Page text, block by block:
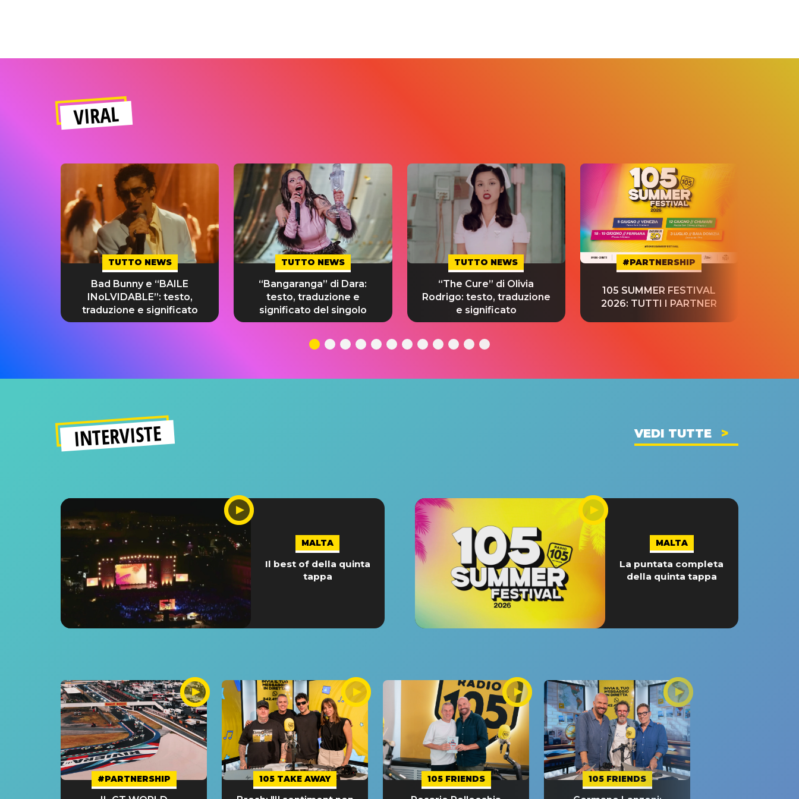
VIRAL
TUTTO NEWS
Bad Bunny e “BAILE
INoLVIDABLE”: testo,
traduzione e significato
TUTTO NEWS
“Bangaranga” di Dara:
testo, traduzione e
significato del singolo
TUTTO NEWS
“The Cure” di Olivia
Rodrigo: testo, traduzione
e significato
#PARTNERSHIP
105 SUMMER FESTIVAL
2026: TUTTI I PARTNER
INTERVISTE VEDI TUTTE
MALTA
Il best of della quinta
tappa
MALTA
La puntata completa
della quinta tappa
#PARTNERSHIP 105 TAKE AWAY 105 FRIENDS 105 FRIENDS